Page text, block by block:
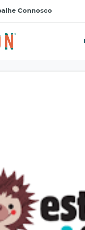
Connosco
& Ouriços